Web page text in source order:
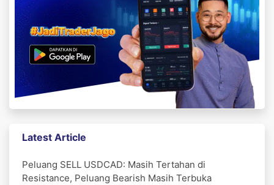
Latest Article
Peluang SELL USDCAD: Masih Tertahan di
Resistance, Peluang Bearish Masih Terbuka